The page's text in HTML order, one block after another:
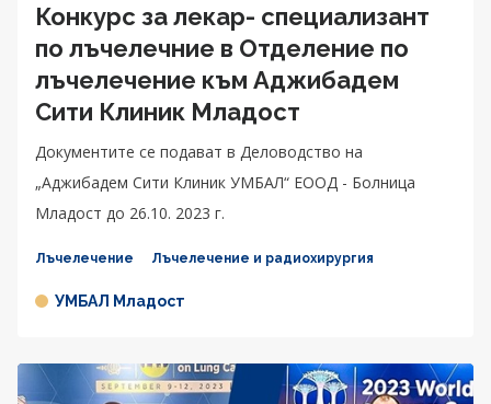
Конкурс за лекар- специализант
по лъчелечние в Отделение по
лъчелечение към Аджибадем
Сити Клиник Младост
Документите се подават в Деловодство на
„Аджибадем Сити Клиник УМБАЛ“ ЕООД - Болница
Младост до 26.10. 2023 г.
Лъчелечение Лъчелечение и радиохирургия
УМБАЛ Младост